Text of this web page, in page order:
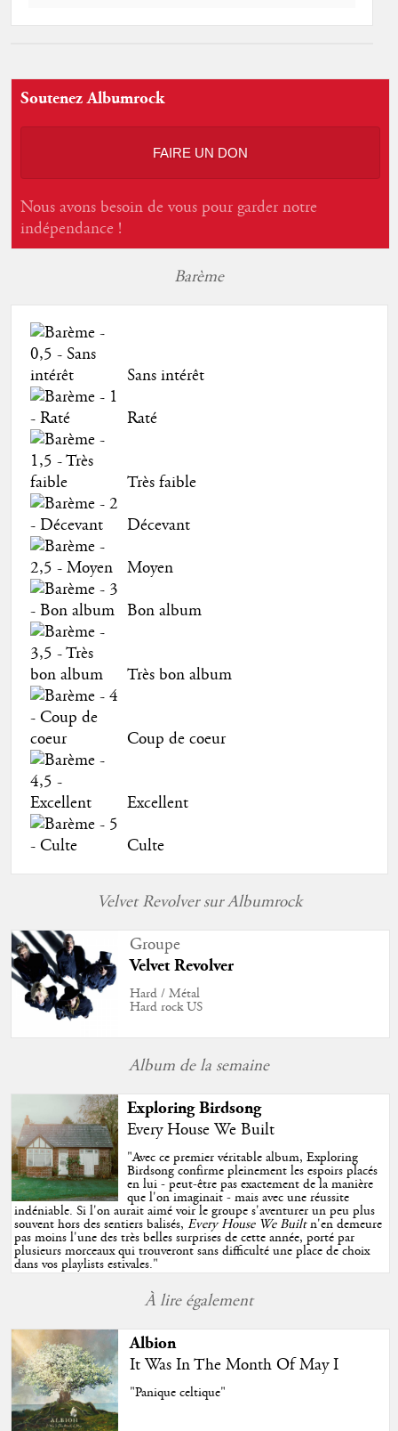
Soutenez Albumrock
FAIRE UN DON
Nous avons besoin de vous pour garder notre
indépendance !
Barème
Sans intérêt
Raté
Très faible
Décevant
Moyen
Bon album
Très bon album
Coup de coeur
Excellent
Culte
Velvet Revolver sur Albumrock
Groupe
Velvet Revolver
Hard / Métal
Hard rock US
Album de la semaine
Exploring Birdsong
Every House We Built
"Avec ce premier véritable album, Exploring
Birdsong confirme pleinement les espoirs placés
en lui - peut-être pas exactement de la manière
que l'on imaginait - mais avec une réussite
indéniable. Si l'on aurait aimé voir le groupe s'aventurer un peu plus
souvent hors des sentiers balisés,Every House We Builtn'en demeure
pas moins l'une des très belles surprises de cette année, porté par
plusieurs morceaux qui trouveront sans difficulté une place de choix
dans vos playlists estivales."
À lire également
Albion
It Was In The Month Of May I
"Panique celtique"